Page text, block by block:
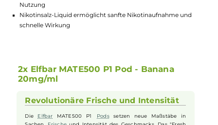
Innovative Dual-Coil Technologie sorgt für intensiven
Geschmack und dichten Dampf
Einfache Handhabung und Wartung für problemloses
Nikotinsalz-Liquid ermöglicht sanfte Nikotinaufnahme und
schnelle Wirkung